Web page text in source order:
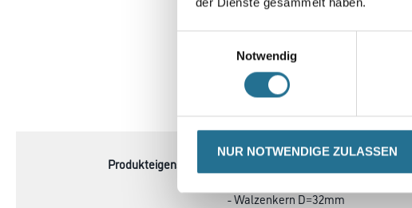
Notwendig
NUR NOTWENDIGE ZULASSEN
TAB:
Produkteigenschaft
- Walzenkern D=32mm